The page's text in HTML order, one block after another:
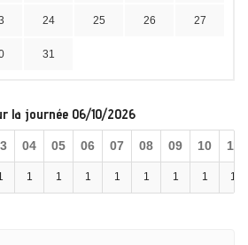
24 25 26 27
31
la journée 06/10/2026
04 05 06 07 08 09 10 11
1 1 1 1 1 1 1 1